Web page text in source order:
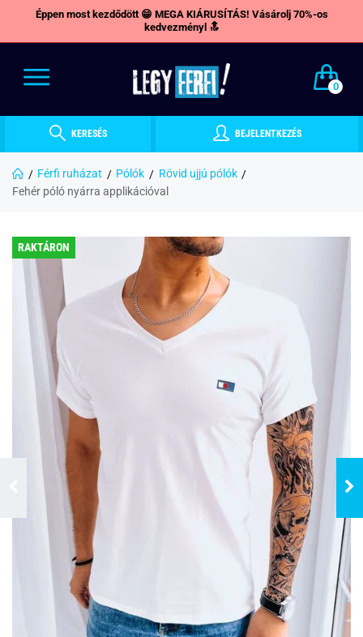
Éppen most kezdődött 😁 MEGA KIÁRUSÍTÁS! Vásárolj 70%-os
kedvezményl 🔝
0
KERESÉS BEJELENTKEZÉS
Férfi ruházat Pólók
Rövid ujjú pólók
Fehér póló nyárra applikációval
RAKTÁRON